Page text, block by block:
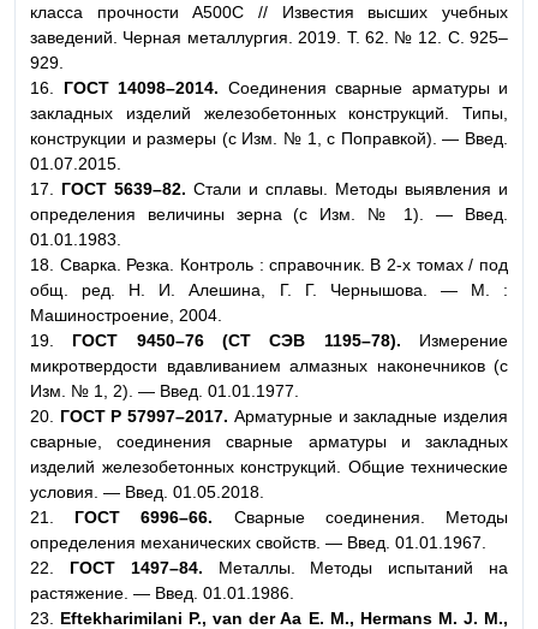
класса прочности А500С // Известия высших учебных
заведений. Черная металлургия. 2019. Т. 62. № 12. С. 925–
929.
16.
ГОСТ 14098–2014. Соединения сварные арматуры и
закладных изделий железобетонных конструкций. Типы,
конструкции и размеры (с Изм. № 1, с Поправкой). — Введ.
01.07.2015.
17. ГОСТ 5639–82. Стали и сплавы. Методы выявления и
определения величины зерна (с Изм. № 1). — Введ.
01.01.1983.
18. Сварка. Резка. Контроль : справочник. В 2-х томах / под
общ. ред. Н. И. Алешина, Г. Г. Чернышова. — М. :
Машиностроение, 2004.
19. ГОСТ 9450–76 (СТ СЭВ 1195–78). Измерение
микротвердости вдавливанием алмазных наконечников (с
Изм. № 1, 2). — Введ. 01.01.1977.
20.
ГОСТ Р 57997–2017. Арматурные и закладные изделия
сварные, соединения сварные арматуры и закладных
изделий железобетонных конструкций. Общие технические
условия. — Введ. 01.05.2018.
21. ГОСТ 6996–66. Сварные соединения. Методы
определения механических свойств. — Введ. 01.01.1967.
22. ГОСТ 1497–84. Металлы. Методы испытаний на
растяжение. — Введ. 01.01.1986.
23. Eftekharimilani P., van der Aa E. M., Hermans M. J. M.,